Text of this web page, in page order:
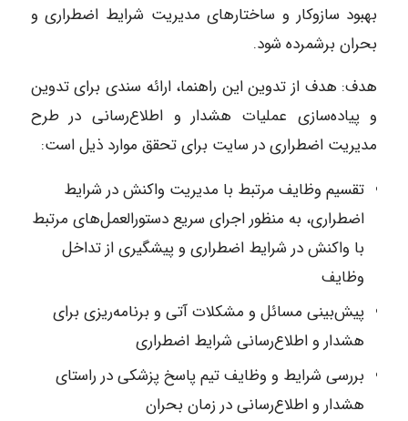
بهبود سازوکار و ساختارهای مدیریت شرایط اضطراری و
بحران برشمرده شود.
هدف: هدف از تدوین این راهنما، ارائه سندی برای تدوین
و پیاده‌سازی عملیات هشدار و اطلاع‌رسانی در طرح
مدیریت اضطراری در سایت برای تحقق موارد ذیل است:
تقسیم وظایف مرتبط با مدیریت واکنش در شرایط
اضطراری، به منظور اجرای سریع دستورالعمل‌های مرتبط
با واکنش در شرایط اضطراری و پیشگیری از تداخل
وظایف
پیش‌بینی مسائل و مشکلات آتی و برنامه‌ریزی برای
هشدار و اطلاع‌رسانی شرایط اضطراری
بررسی شرایط و وظایف تیم پاسخ پزشکی در راستای
هشدار و اطلاع‌رسانی در زمان بحران